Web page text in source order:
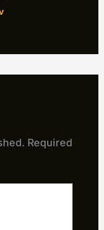
Required